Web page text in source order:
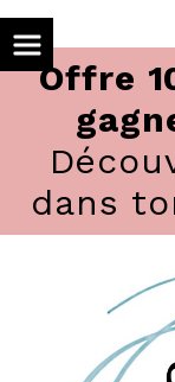
Offre
dans